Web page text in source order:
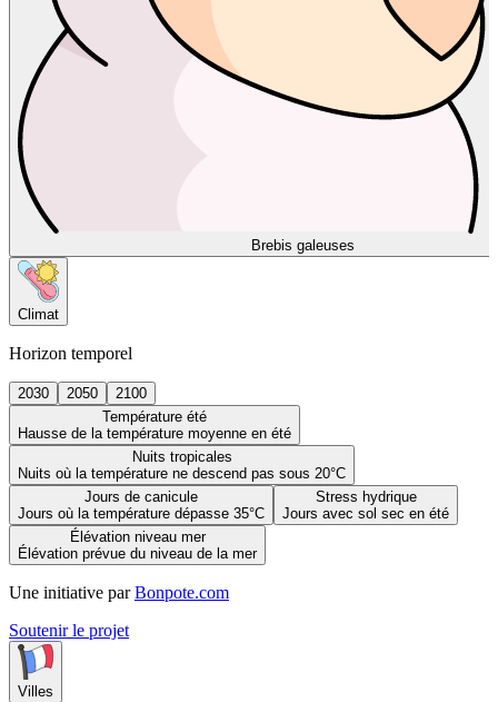
Brebis galeuses
Climat
Horizon temporel
2030 2050
2100
Température été
Hausse de la température moyenne en été
Nuits tropicales
Nuits où la température ne descend pas sous 20°C
Jours de canicule
Jours où la température dépasse 35°C
Stress hydrique
Jours avec sol sec en été
Élévation niveau mer
Élévation prévue du niveau de la mer
Une initiative par Bonpote.com
Soutenir le projet
Villes